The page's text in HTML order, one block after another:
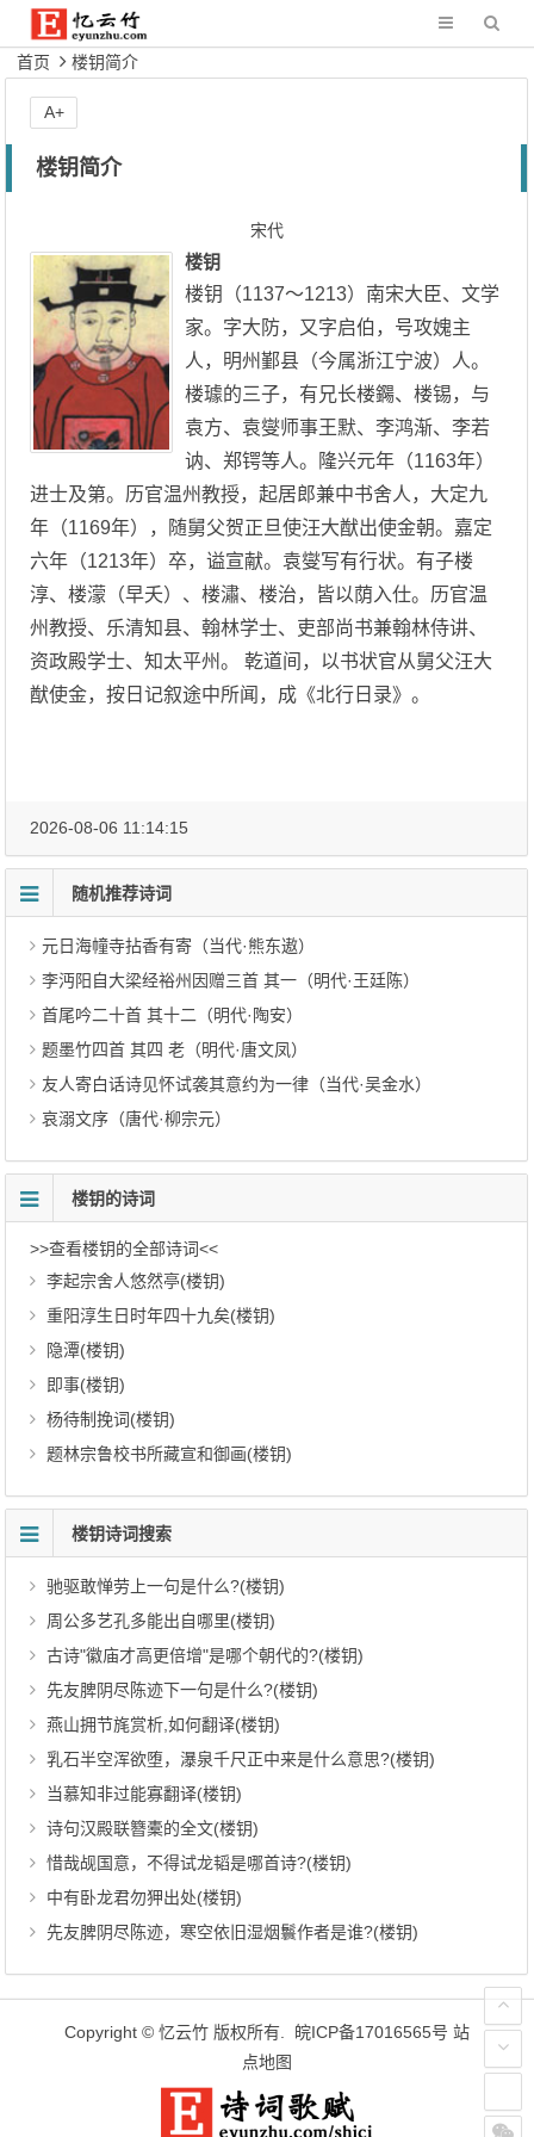
首页 楼钥简介
楼钥简介
宋代
楼钥
楼钥（1137～1213）南宋大臣、文学
家。字大防，又字启伯，号攻媿主
人，明州鄞县（今属浙江宁波）人。
楼璩的三子，有兄长楼鐊、楼锡，与
袁方、袁燮师事王默、李鸿渐、李若
讷、郑锷等人。隆兴元年（1163年）
进士及第。历官温州教授，起居郎兼中书舍人，大定九
年（1169年），随舅父贺正旦使汪大猷出使金朝。嘉定
六年（1213年）卒，谥宣献。袁燮写有行状。有子楼
淳、楼濛（早夭）、楼潚、楼治，皆以荫入仕。历官温
州教授、乐清知县、翰林学士、吏部尚书兼翰林侍讲、
资政殿学士、知太平州。 乾道间，以书状官从舅父汪大
猷使金，按日记叙途中所闻，成《北行日录》。
A+
2026-08-06 11:14:15
随机推荐诗词
元日海幢寺拈香有寄（当代·熊东遨）
李沔阳自大梁经裕州因赠三首 其一（明代·王廷陈）
首尾吟二十首 其十二（明代·陶安）
题墨竹四首 其四 老（明代·唐文凤）
友人寄白话诗见怀试袭其意约为一律（当代·吴金水）
哀溺文序（唐代·柳宗元）
楼钥的诗词
>>查看楼钥的全部诗词<<
李起宗舍人悠然亭(楼钥)
重阳淳生日时年四十九矣(楼钥)
隐潭(楼钥)
即事(楼钥)
杨待制挽词(楼钥)
题林宗鲁校书所藏宣和御画(楼钥)
楼钥诗词搜索
驰驱敢惮劳上一句是什么?(楼钥)
周公多艺孔多能出自哪里(楼钥)
古诗"徽庙才高更倍增"是哪个朝代的?(楼钥)
先友脾阴尽陈迹下一句是什么?(楼钥)
燕山拥节旄赏析,如何翻译(楼钥)
乳石半空浑欲堕，瀑泉千尺正中来是什么意思?(楼钥)
当慕知非过能寡翻译(楼钥)
诗句汉殿联簪橐的全文(楼钥)
惜哉觇国意，不得试龙韬是哪首诗?(楼钥)
中有卧龙君勿狎出处(楼钥)
先友脾阴尽陈迹，寒空依旧湿烟鬟作者是谁?(楼钥)
Copyright © 忆云竹 版权所有. 皖ICP备17016565号 站
点地图